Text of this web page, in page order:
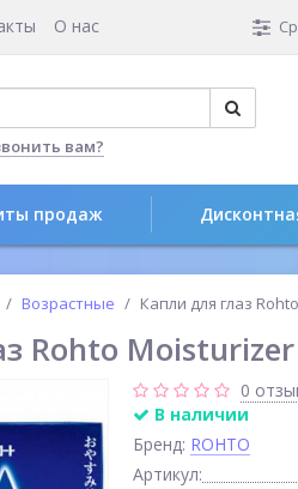
О нас
вам?
продаж
Возрастные Капли для глаз
Rohto Moisturizer
0
В наличии
Бренд: ROHTO
Артикул: